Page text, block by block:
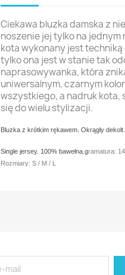
Ciekawa bluzka damska z
noszenie jej tylko na
kota wykonany jest
tylko ona jest w stanie tak
naprasowywanka, która
uniwersalnym, czarnym
wszystkiego, a nadruk kota,
się do wielu stylizacji.
Bluzka z krótkim rękawem. Okrągły
Single jersey. 100% bawełna.gramatura:
Rozmiary: S / M / L